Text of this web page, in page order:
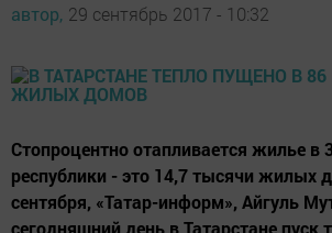
автор, 29 сентябрь 2017 - 10:32
Стопроцентно отапливается жилье в
республики - это 14,7 тысячи жилых
сентября, «Татар-информ», Айгуль
сегодняшний день в Татарстане пуск